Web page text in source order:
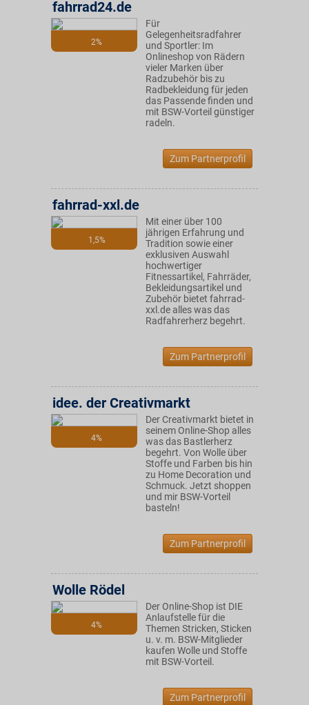
2%
fahrrad24.de
Für
Gelegenheitsradfahrer
und Sportler: Im
Onlineshop von Rädern
vieler Marken über
Radzubehör bis zu
Radbekleidung für jeden
das Passende finden und
mit BSW-Vorteil günstiger
radeln.
Zum Partnerprofil
1,5%
fahrrad-xxl.de
Mit einer über 100
jährigen Erfahrung und
Tradition sowie einer
exklusiven Auswahl
hochwertiger
Fitnessartikel, Fahrräder,
Bekleidungsartikel und
Zubehör bietet fahrrad-
xxl.de alles was das
Radfahrerherz begehrt.
Zum Partnerprofil
4%
idee. der Creativmarkt
Der Creativmarkt bietet in
seinem Online-Shop alles
was das Bastlerherz
begehrt. Von Wolle über
Stoffe und Farben bis hin
zu Home Decoration und
Schmuck. Jetzt shoppen
und mir BSW-Vorteil
basteln!
Zum Partnerprofil
4%
Wolle Rödel
Der Online-Shop ist DIE
Anlaufstelle für die
Themen Stricken, Sticken
u. v. m. BSW-Mitglieder
kaufen Wolle und Stoffe
mit BSW-Vorteil.
Zum Partnerprofil